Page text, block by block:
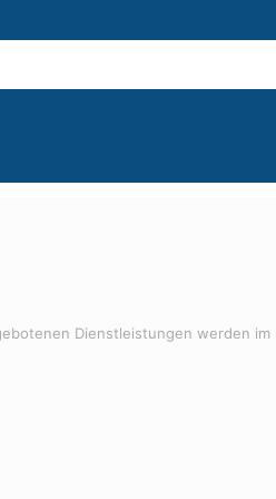
Dienstleistungen werden im